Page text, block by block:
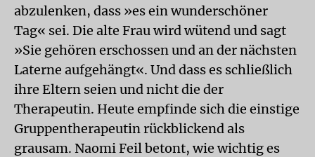
abzulenken, dass »es ein wunderschöner
Tag« sei. Die alte Frau wird wütend und sagt
»Sie gehören erschossen und an der nächsten
Laterne aufgehängt«. Und dass es schließlich
ihre Eltern seien und nicht die der
Therapeutin. Heute empfinde sich die einstige
Gruppentherapeutin rückblickend als
grausam. Naomi Feil betont, wie wichtig es